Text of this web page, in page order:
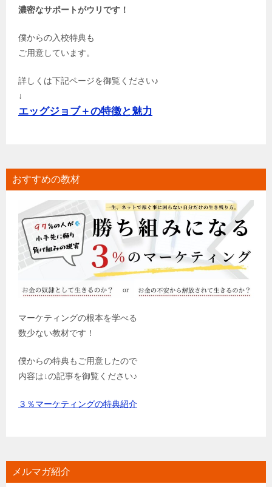
濃密なサポートがウリです！
僕からの入校特典も
ご用意しています。
詳しくは下記ページを御覧ください♪
↓
エッグジョブ＋の特徴と魅力
おすすめの教材
マーケティングの根本を学べる
数少ない教材です！
僕からの特典もご用意したので
内容は↓の記事を御覧ください♪
３％マーケティングの特典紹介
メルマガ紹介